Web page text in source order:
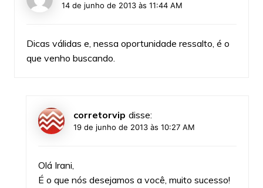
14 de junho de 2013 às 11:44 AM
Dicas válidas e, nessa oportunidade ressalto, é o
que venho buscando.
corretorvip disse:
19 de junho de 2013 às 10:27 AM
Olá Irani,
É o que nós desejamos a você, muito sucesso!